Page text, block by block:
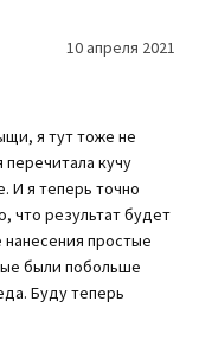
очистить дерму
из линии
следует
10 апреля 2021
я тут тоже не
кучу
И я теперь точно
что результат будет
простые
были побольше
Буду теперь